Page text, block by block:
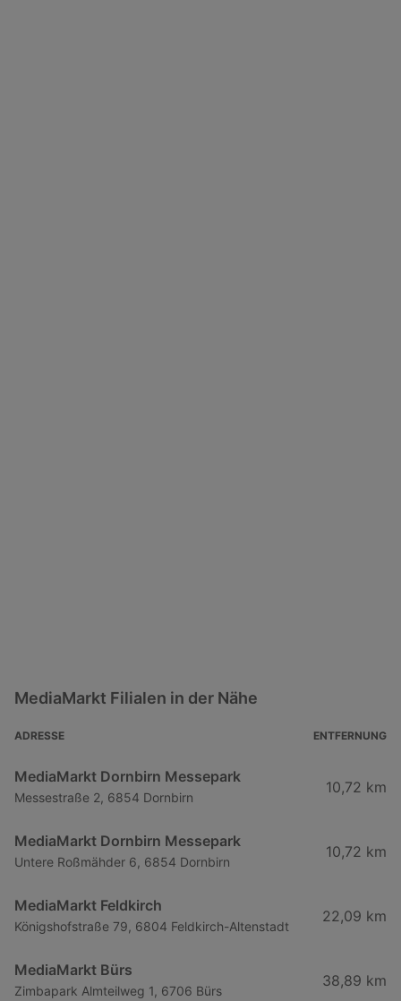
MediaMarkt Filialen in der Nähe
ADRESSE ENTFERNUNG
MediaMarkt Dornbirn Messepark
Messestraße 2, 6854 Dornbirn
10,72 km
MediaMarkt Dornbirn Messepark
Untere Roßmähder 6, 6854 Dornbirn
10,72 km
MediaMarkt Feldkirch
Königshofstraße 79, 6804 Feldkirch-Altenstadt
22,09 km
MediaMarkt Bürs
Zimbapark Almteilweg 1, 6706 Bürs
38,89 km